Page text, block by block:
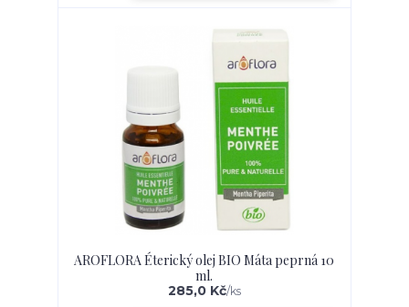
AROFLORA Éterický olej BIO Máta peprná 10
ml.
285,0 Kč/ks